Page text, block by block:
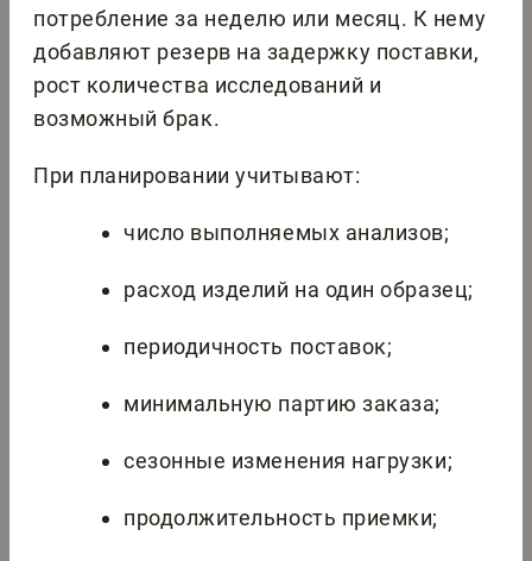
потребление за неделю или месяц. К нему
добавляют резерв на задержку поставки,
рост количества исследований и
возможный брак.
При планировании учитывают:
число выполняемых анализов;
расход изделий на один образец;
периодичность поставок;
минимальную партию заказа;
сезонные изменения нагрузки;
продолжительность приемки;